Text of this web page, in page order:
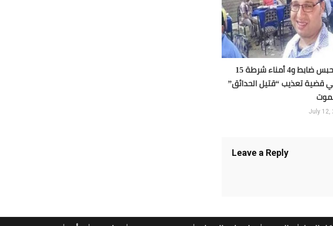
تجديد حبس ضابط و4 أمناء شرطة 15
قضية تعذيب “قتيل الحدائق”
July 12,
Leave a Reply